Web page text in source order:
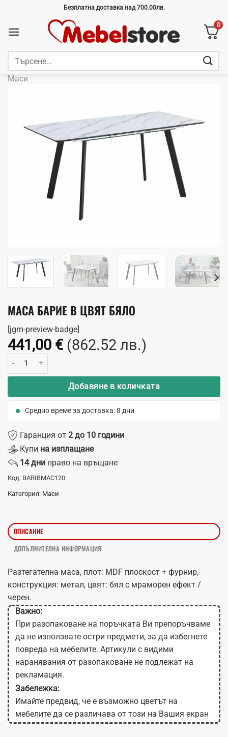
content
Безплатна доставка над 700.00лв.
0
Търсене
Маси
МАСА БАРИЕ В ЦВЯТ БЯЛО
[jgm-preview-badge]
441,00 € (862.52 лв.)
количество за Маса Барие в цвят бяло
Добавяне в количката
Средно време за доставка: 8 дни
Гаранция от 2 до 10 години
Купи на изплащане
14 дни право на връщане
Код: BARIBMAC120
Категория: Маси
ОПИСАНИЕ
ДОПЪЛНИТЕЛНА ИНФОРМАЦИЯ
Разтегателна маса, плот: MDF плоскост + фурнир,
конструкция: метал, цвят: бял с мраморен ефект /
черен.
Важно:
При разопаковане на поръчката Ви препоръчваме
да не използвате остри предмети, за да избегнете
повреда на мебелите. Артикули с видими
наранявания от разопаковане не подлежат на
рекламация.
Забележка:
Имайте предвид, че е възможно цветът на
мебелите да се различава от този на Вашия екран
в зависимост от настройките на монитора.